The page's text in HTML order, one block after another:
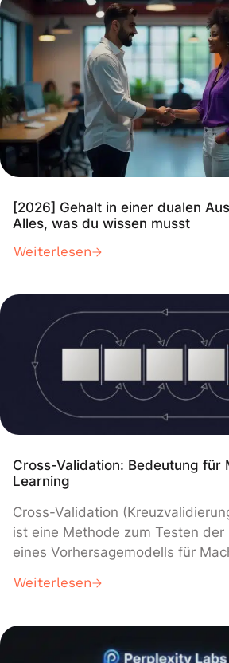
[2026] Gehalt in einer dualen
Alles, was du wissen musst
Weiterlesen
Cross-Validation: Bedeutung für
Learning
Cross-Validation
ist eine Methode zum Testen der
eines Vorhersagemodells für
Techniken und wie Du sie
gekennzeichneten Daten trainiert
es mit neuen Daten arbeiten.
Weiterlesen